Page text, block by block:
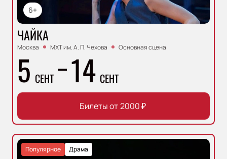
6+
ЧАЙКА
Москва МХТ им. А. П. Чехова Основная сцена
5 СЕНТ 14 СЕНТ
Билеты от 2000₽
Драма
Популярное